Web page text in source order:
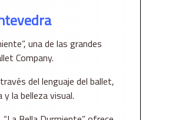
una de las grandes
Company.
del lenguaje del ballet,
la belleza visual.